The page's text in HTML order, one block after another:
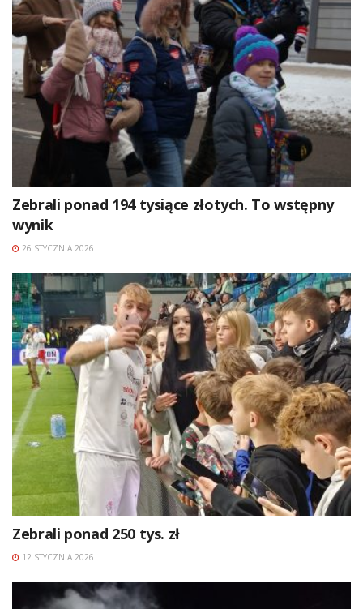
Zebrali ponad 194 tysiące złotych. To wstępny
wynik
26 STYCZNIA 2026
Zebrali ponad 250 tys. zł
12 STYCZNIA 2026